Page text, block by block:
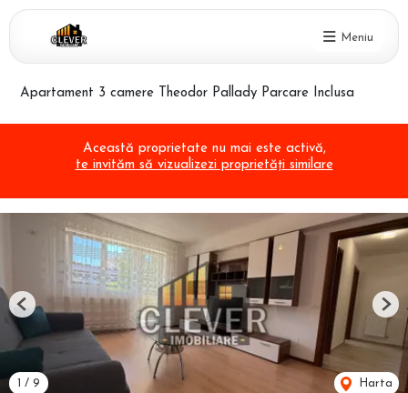
Meniu
Apartament 3 camere Theodor Pallady Parcare Inclusa
Această proprietate nu mai este activă,
te invităm să vizualizezi proprietăți similare
/ 9 Harta
Previous